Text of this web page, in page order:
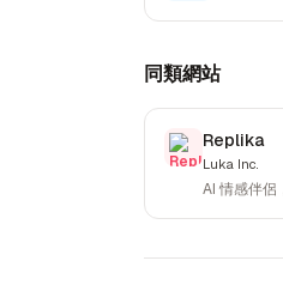
同類網站
Replika
Luka Inc.
AI 情感伴侶